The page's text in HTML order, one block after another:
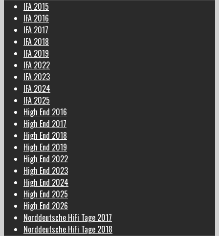
IFA 2015
IFA 2016
IFA 2017
IFA 2018
IFA 2019
IFA 2022
IFA 2023
IFA 2024
IFA 2025
High End 2016
High End 2017
High End 2018
High End 2019
High End 2022
High End 2023
High End 2024
High End 2025
High End 2026
Norddeutsche HiFi Tage 2017
Norddeutsche HiFi Tage 2018